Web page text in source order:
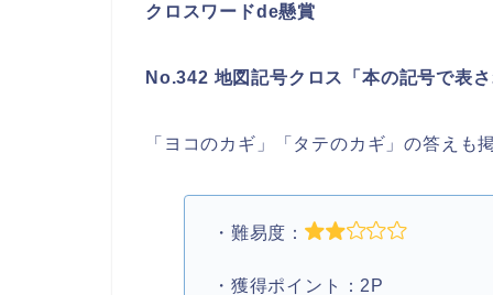
クロスワードde懸賞
No.342 地図記号クロス「本の記号で表
「ヨコのカギ」「タテのカギ」の答え
・難易度：
・獲得ポイント：2P